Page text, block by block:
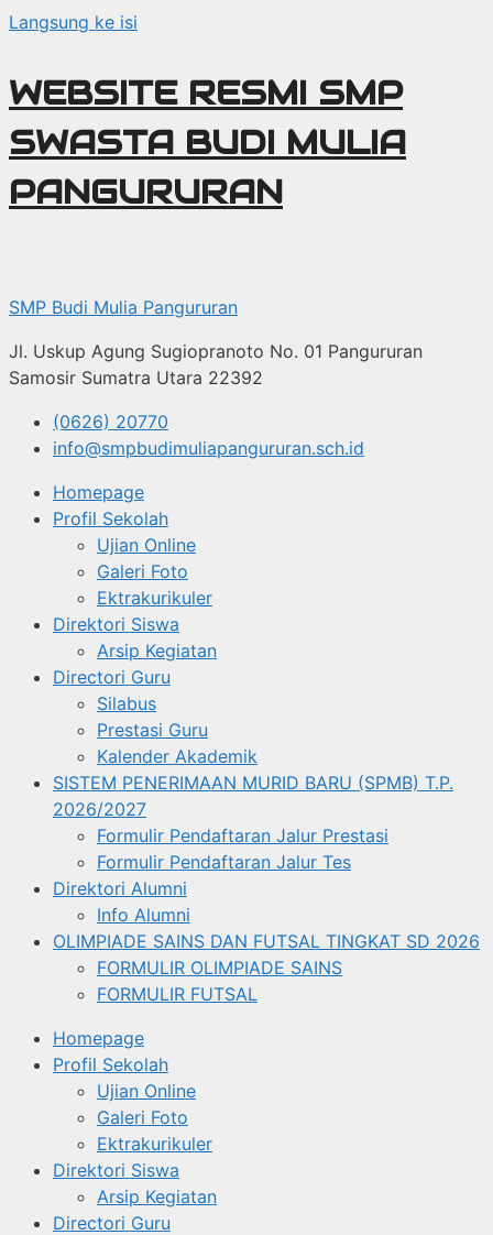
Langsung ke isi
WEBSITE RESMI SMP
SWASTA BUDI MULIA
PANGURURAN
SMP Budi Mulia Pangururan
Jl. Uskup Agung Sugiopranoto No. 01 Pangururan
Samosir Sumatra Utara 22392
(0626) 20770
info@smpbudimuliapangururan.sch.id
Homepage
Profil Sekolah
Ujian Online
Galeri Foto
Ektrakurikuler
Direktori Siswa
Arsip Kegiatan
Directori Guru
Silabus
Prestasi Guru
Kalender Akademik
SISTEM PENERIMAAN MURID BARU (SPMB) T.P.
2026/2027
Formulir Pendaftaran Jalur Prestasi
Formulir Pendaftaran Jalur Tes
Direktori Alumni
Info Alumni
OLIMPIADE SAINS DAN FUTSAL TINGKAT SD 2026
FORMULIR OLIMPIADE SAINS
FORMULIR FUTSAL
Homepage
Profil Sekolah
Ujian Online
Galeri Foto
Ektrakurikuler
Direktori Siswa
Arsip Kegiatan
Directori Guru